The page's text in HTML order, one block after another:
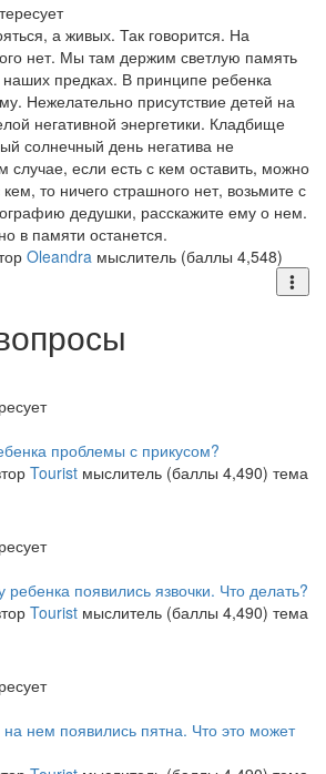
а живых. Так говорится. На
нет. Мы там держим светлую память
предках. В принципе ребенка
Нежелательно присутствие детей на
негативной энергетики. Кладбище
солнечный день негатива не
если есть с кем оставить, можно
то ничего страшного нет, возьмите с
дедушки, расскажите ему о нем.
в памяти останется.
Oleandra мыслитель (баллы 4,548)
проблемы с прикусом?
Tourist мыслитель (баллы 4,490) тема
ребенка появились язвочки. Что делать?
Tourist мыслитель (баллы 4,490) тема
нем появились пятна. Что это может